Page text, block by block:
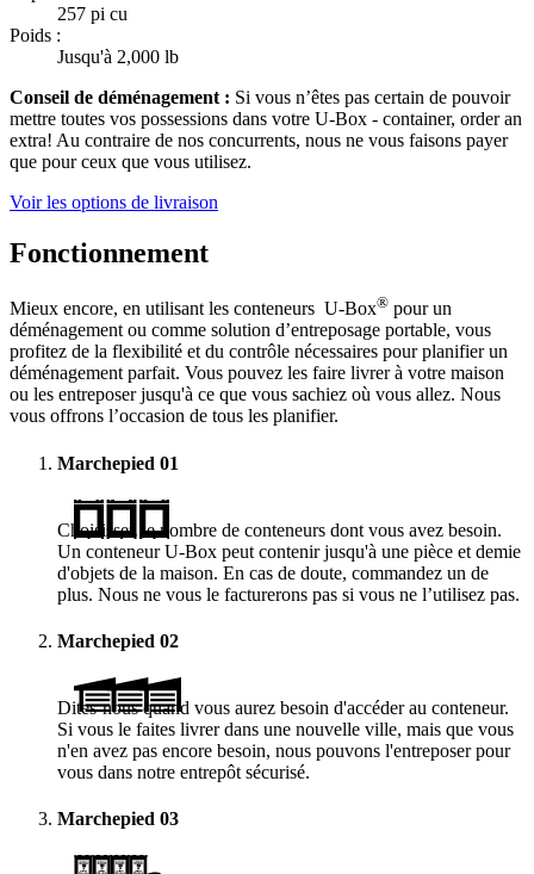
257 pi cu
Poids :
Jusqu'à 2,000 lb
Conseil de déménagement : Si vous n’êtes pas certain de pouvoir
mettre toutes vos possessions dans votre U-Box - container, order an
extra! Au contraire de nos concurrents, nous ne vous faisons payer
que pour ceux que vous utilisez.
Voir les options de livraison
Fonctionnement
Mieux encore, en utilisant les conteneurs U-Box® pour un
déménagement ou comme solution d’entreposage portable, vous
profitez de la flexibilité et du contrôle nécessaires pour planifier un
déménagement parfait. Vous pouvez les faire livrer à votre maison
ou les entreposer jusqu'à ce que vous sachiez où vous allez. Nous
vous offrons l’occasion de tous les planifier.
Marchepied 01
Choisissez le nombre de conteneurs dont vous avez besoin.
Un conteneurU-Box peut contenir jusqu'à une pièce et demie
d'objets de la maison. En cas de doute, commandez un de
plus. Nous ne vous le facturerons pas si vous ne l’utilisez pas.
Marchepied 02
Dites-nous quand vous aurez besoin d'accéder au conteneur.
Si vous le faites livrer dans une nouvelle ville, mais que vous
n'en avez pas encore besoin, nous pouvons l'entreposer pour
vous dans notre entrepôt sécurisé.
Marchepied 03